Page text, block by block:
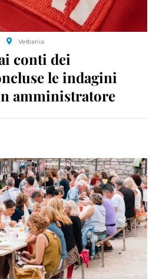
Verbania
conti dei
le indagini
amministratore